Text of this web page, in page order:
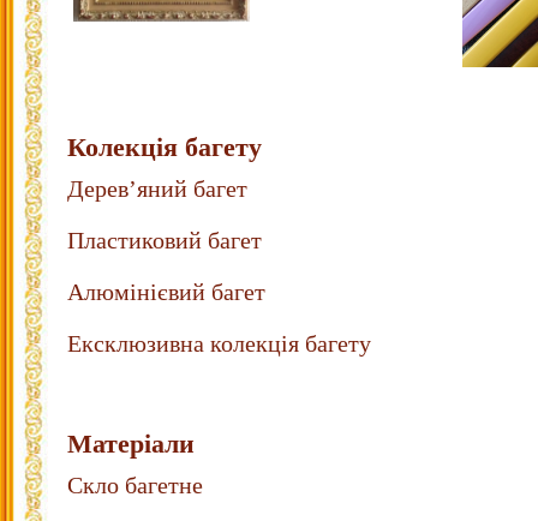
Колекція багету
Дерев’яний багет
Пластиковий багет
Алюмінієвий багет
Ексклюзивна колекція багету
Матеріали
Скло багетне